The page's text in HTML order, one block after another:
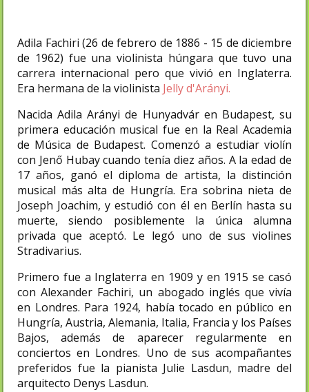
Adila Fachiri (26 de febrero de 1886 - 15 de diciembre
de 1962) fue una violinista húngara que tuvo una
carrera internacional pero que vivió en Inglaterra.
Era hermana de la violinista Jelly d'Arányi.
Nacida Adila Arányi de Hunyadvár en Budapest, su
primera educación musical fue en la Real Academia
de Música de Budapest. Comenzó a estudiar violín
con Jenő Hubay cuando tenía diez años. A la edad de
17 años, ganó el diploma de artista, la distinción
musical más alta de Hungría. Era sobrina nieta de
Joseph Joachim, y estudió con él en Berlín hasta su
muerte, siendo posiblemente la única alumna
privada que aceptó. Le legó uno de sus violines
Stradivarius.
Primero fue a Inglaterra en 1909 y en 1915 se casó
con Alexander Fachiri, un abogado inglés que vivía
en Londres. Para 1924, había tocado en público en
Hungría, Austria, Alemania, Italia, Francia y los Países
Bajos, además de aparecer regularmente en
conciertos en Londres. Uno de sus acompañantes
preferidos fue la pianista Julie Lasdun, madre del
arquitecto Denys Lasdun.